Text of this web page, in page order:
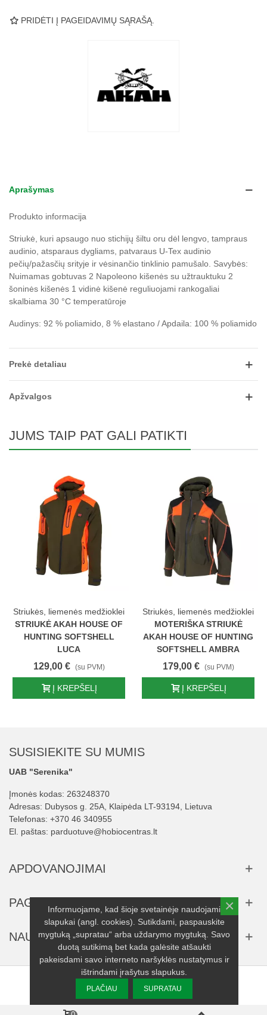
PRIDĖTI Į PAGEIDAVIMŲ SĄRAŠĄ.
Aprašymas
Produkto informacija
Striukė, kuri apsaugo nuo stichijų šiltu oru dėl lengvo, tampraus
audinio, atsparaus dygliams, patvaraus U-Tex audinio
pečių/pažasčių srityje ir vėsinančio tinklinio pamušalo. Savybės:
Nuimamas gobtuvas 2 Napoleono kišenės su užtrauktuku 2
šoninės kišenės 1 vidinė kišenė reguliuojami rankogaliai
skalbiama 30 °C temperatūroje
Audinys: 92 % poliamido, 8 % elastano / Apdaila: 100 % poliamido
Prekė detaliau
Apžvalgos
JUMS TAIP PAT GALI PATIKTI
Striukės, liemenės medžioklei
STRIUKĖ AKAH HOUSE OF
HUNTING SOFTSHELL
LUCA
129,00 € (su PVM)
Į KREPŠELĮ
Striukės, liemenės medžioklei
MOTERIŠKA STRIUKĖ
AKAH HOUSE OF HUNTING
SOFTSHELL AMBRA
179,00 € (su PVM)
Į KREPŠELĮ
SUSISIEKITE SU MUMIS
UAB "Serenika"
Įmonės kodas: 263248370
Adresas: Dubysos g. 25A, Klaipėda LT-93194, Lietuva
Telefonas: +370 46 340955
El. paštas: parduotuve@hobiocentras.lt
APDOVANOJIMAI
PAGALBA
NAUJIENLAIŠKIS
© 2025 UAB "Serenika" visos teisės saugomos.
Informuojame, kad šioje svetainėje naudojami
slapukai (angl. cookies). Sutikdami, paspauskite
mygtuką „supratau“ arba uždarymo mygtuką. Savo
duotą sutikimą bet kada galėsite atšaukti
pakeisdami savo interneto naršyklės nustatymus ir
ištrindami įrašytus slapukus.
PLAČIAU SUPRATAU
×